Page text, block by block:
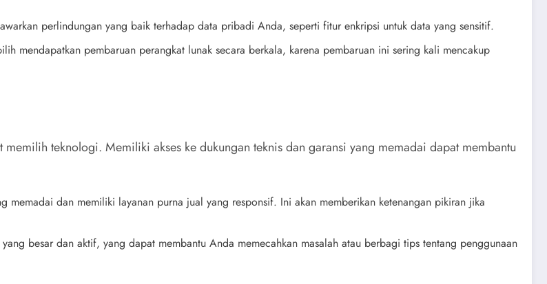
perlindungan yang baik terhadap data pribadi Anda, seperti fitur enkripsi untuk data yang sensitif.
mendapatkan pembaruan perangkat lunak secara berkala, karena pembaruan ini sering kali mencakup
teknologi. Memiliki akses ke dukungan teknis dan garansi yang memadai dapat membantu
memadai dan memiliki layanan purna jual yang responsif. Ini akan memberikan ketenangan pikiran jika
besar dan aktif, yang dapat membantu Anda memecahkan masalah atau berbagi tips tentang penggunaan